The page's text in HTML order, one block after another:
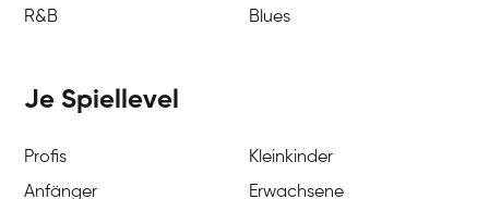
R&B
Blues
Je Spiellevel
Profis
Kleinkinder
Anfänger
Erwachsene